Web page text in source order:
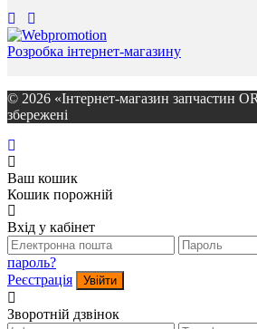
Розробка інтернет-магазину
© 2026 «Інтернет-магазин запчастин
збережені
Ваш кошик
Кошик порожній
Вхід у кабінет
пароль?
Реєстрація
Увійти
Зворотній дзвінок